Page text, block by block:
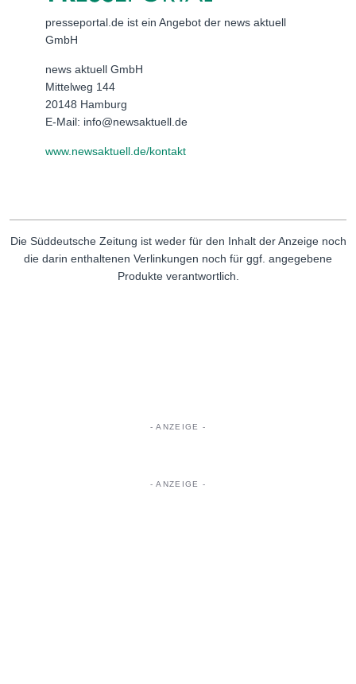
presseportal.de ist ein Angebot der news aktuell
GmbH
news aktuell GmbH
Mittelweg 144
20148 Hamburg
E-Mail: info@newsaktuell.de
www.newsaktuell.de/kontakt
Die Süddeutsche Zeitung ist weder für den Inhalt der Anzeige noch
die darin enthaltenen Verlinkungen noch für ggf. angegebene
Produkte verantwortlich.